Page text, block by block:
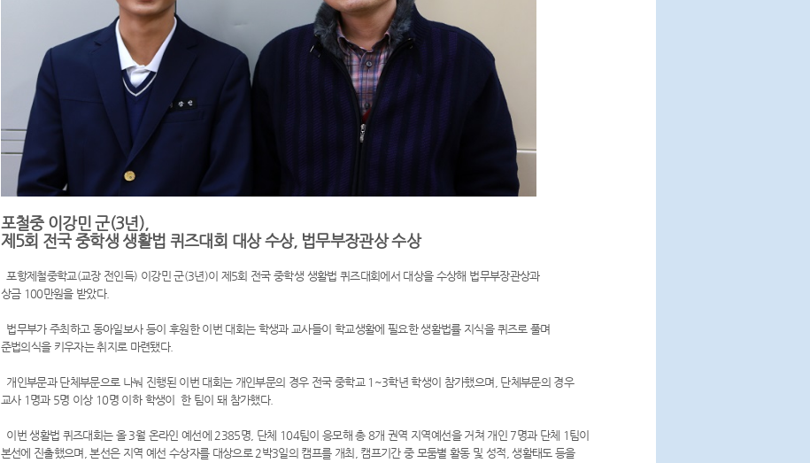
포철중 이강민 군(3년),
제5회 전국 중학생 생활법 퀴즈대회 대상 수상, 법무부장관상 수상
포항제철중학교(교장 전인득) 이강민 군(3년)이 제5회 전국 중학생 생활법 퀴즈대회에서 대상을 수상해 법무부장관상과
상금 100만원을 받았다.
법무부가 주최하고 동아일보사 등이 후원한 이번 대회는 학생과 교사들이 학교생활에 필요한 생활법률 지식을 퀴즈로 풀며
준법의식을 키우자는 취지로 마련됐다.
개인부문과 단체부문으로 나눠 진행된 이번 대회는 개인부문의 경우 전국 중학교 1~3학년 학생이 참가했으며, 단체부문의 경우
교사 1명과 5명 이상 10명 이하 학생이 한 팀이 돼 참가했다.
이번 생활법 퀴즈대회는 올 3월 온라인 예선에 2385명, 단체 104팀이 응모해 총 8개 권역 지역예선을 거쳐 개인 7명과 단체 1팀이
본선에 진출했으며, 본선은 지역 예선 수상자를 대상으로 2박3일의 캠프를 개최, 캠프기간 중 모둠별 활동 및 성적, 생활태도 등을